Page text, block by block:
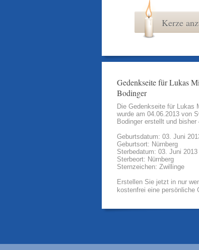
Kerze
Gedenkseite für Lukas
Bodinger
Die Gedenkseite für Lukas
wurde am 04.06.2013 von
Bodinger erstellt und bisher
Geburtsdatum: 03. Juni
Geburtsort: Nürnberg
Sterbedatum: 03. Juni 2013
Sterbeort: Nürnberg
Sternzeichen: Zwillinge
Erstellen Sie jetzt in nur
kostenfrei eine persönliche